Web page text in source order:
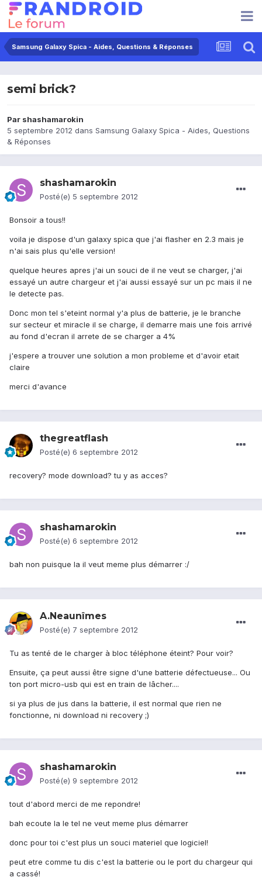
Samsung Galaxy Spica - Aides, Questions & Réponses
semi brick?
Par shashamarokin
5 septembre 2012 dans Samsung Galaxy Spica - Aides, Questions
& Réponses
shashamarokin
Posté(e) 5 septembre 2012
Bonsoir a tous!!
voila je dispose d'un galaxy spica que j'ai flasher en 2.3 mais je
n'ai sais plus qu'elle version!
quelque heures apres j'ai un souci de il ne veut se charger, j'ai
essayé un autre chargeur et j'ai aussi essayé sur un pc mais il ne
le detecte pas.
Donc mon tel s'eteint normal y'a plus de batterie, je le branche
sur secteur et miracle il se charge, il demarre mais une fois arrivé
au fond d'ecran il arrete de se charger a 4%
j'espere a trouver une solution a mon probleme et d'avoir etait
claire
merci d'avance
thegreatflash
Posté(e) 6 septembre 2012
recovery? mode download? tu y as acces?
shashamarokin
Posté(e) 6 septembre 2012
bah non puisque la il veut meme plus démarrer :/
A.Neaunîmes
Posté(e) 7 septembre 2012
Tu as tenté de le charger à bloc téléphone éteint? Pour voir?
Ensuite, ça peut aussi être signe d'une batterie défectueuse... Ou
ton port micro-usb qui est en train de lâcher....
si ya plus de jus dans la batterie, il est normal que rien ne
fonctionne, ni download ni recovery ;)
shashamarokin
Posté(e) 9 septembre 2012
tout d'abord merci de me repondre!
bah ecoute la le tel ne veut meme plus démarrer
donc pour toi c'est plus un souci materiel que logiciel!
peut etre comme tu dis c'est la batterie ou le port du chargeur qui
a cassé!